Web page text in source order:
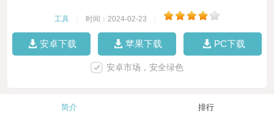
工具 时间：2024-02-23
安卓下载 苹果下载 PC下载
安卓市场，安全绿色
简介 排行